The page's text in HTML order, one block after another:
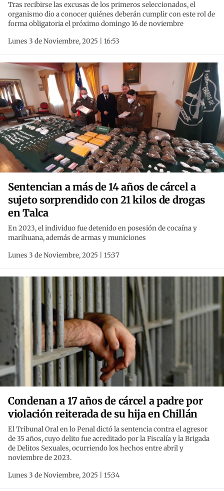
Tras recibirse las excusas de los primeros seleccionados, el
organismo dio a conocer quiénes deberán cumplir con este rol de
forma obligatoria el próximo domingo 16 de noviembre
Lunes 3 de Noviembre, 2025 | 16:53
Sentencian a más de 14 años de cárcel a
sujeto sorprendido con 21 kilos de drogas
en Talca
En 2023, el individuo fue detenido en posesión de cocaína y
marihuana, además de armas y municiones
Lunes 3 de Noviembre, 2025 | 15:37
Condenan a 17 años de cárcel a padre por
violación reiterada de su hija en Chillán
El Tribunal Oral en lo Penal dictó la sentencia contra el agresor
de 35 años, cuyo delito fue acreditado por la Fiscalía y la Brigada
de Delitos Sexuales, ocurriendo los hechos entre abril y
noviembre de 2023.
Lunes 3 de Noviembre, 2025 | 15:34